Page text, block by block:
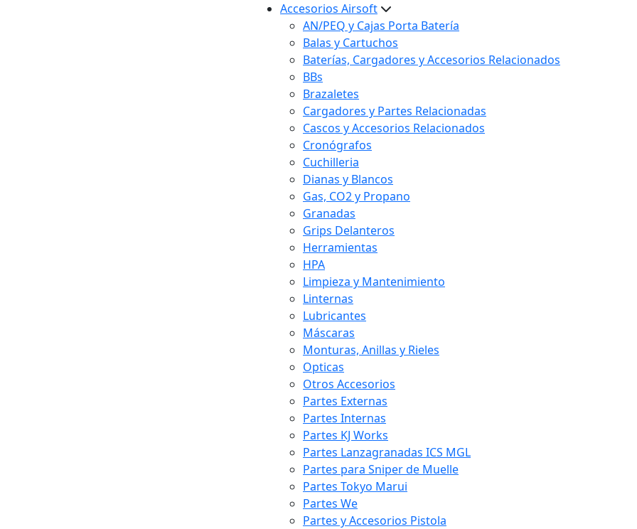
Accesorios Airsoft
AN/PEQ y Cajas Porta Batería
Balas y Cartuchos
Baterías, Cargadores y Accesorios Relacionados
BBs
Brazaletes
Cargadores y Partes Relacionadas
Cascos y Accesorios Relacionados
Cronógrafos
Cuchilleria
Dianas y Blancos
Gas, CO2 y Propano
Granadas
Grips Delanteros
Herramientas
HPA
Limpieza y Mantenimiento
Linternas
Lubricantes
Máscaras
Monturas, Anillas y Rieles
Opticas
Otros Accesorios
Partes Externas
Partes Internas
Partes KJ Works
Partes Lanzagranadas ICS MGL
Partes para Sniper de Muelle
Partes Tokyo Marui
Partes We
Partes y Accesorios Pistola